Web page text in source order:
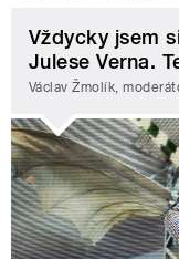
Vždycky jsem
Julese Verna.
Václav Žmolík,